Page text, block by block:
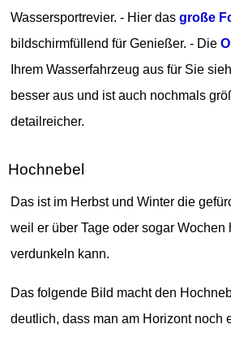
Wassersportrevier. - Hier dasgroße
bildschirmfüllend für Genießer. - Die
Ihrem Wasserfahrzeug aus für Sie
besser aus und ist auch nochmals
detailreicher.
Hochnebel
Das ist im Herbst und Winter die
weil er über Tage oder sogar
verdunkeln kann.
Das folgende Bild macht den
deutlich, dass man am Horizont noch